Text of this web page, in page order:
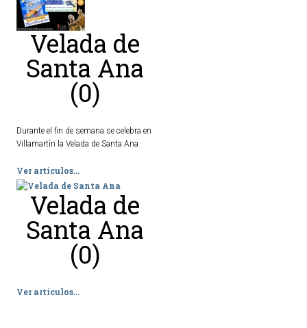
Servicios Municipales
Accesibilidad
SERVICIOS
Deportes
Medio Ambiente
Empleo y Seguridad Social
Seguridad
Servicios Comarcales
Velada de
Santa Ana
(0)
Durante el fin de semana se celebra en
Villamartín la Velada de Santa Ana
Ver artículos...
Velada de
Santa Ana
(0)
Ver artículos...